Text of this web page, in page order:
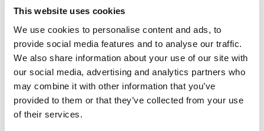
This website uses cookies
We use cookies to personalise content and ads, to
provide social media features and to analyse our traffic.
We also share information about your use of our site with
our social media, advertising and analytics partners who
may combine it with other information that you’ve
provided to them or that they’ve collected from your use
of their services.
す。一部の人々はタイ湾の輝くビーチに惹かれています。他の
人々は古代の寺院や活気ある市場に興味を持ち、そこに昔話の
ヒントを見出します。
彼らの背景がどれほど多様であっても、共通する好奇心の糸が
彼らを結びつけます。一緒に地域の隠れた宝物を探し求め、こ
の世界の一角に秘められた物語や秘密を解き明かしたいと切望
しています。発見のダンスが展開され、スラタニは常に優雅な